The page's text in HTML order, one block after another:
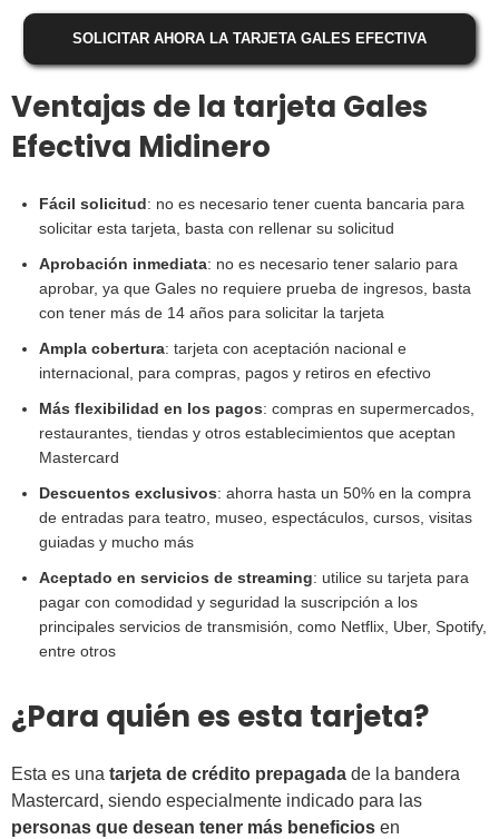
SOLICITAR AHORA LA TARJETA GALES EFECTIVA
Ventajas de la tarjeta Gales
Efectiva Midinero
Fácil solicitud: no es necesario tener cuenta bancaria para
solicitar esta tarjeta, basta con rellenar su solicitud
Aprobación inmediata: no es necesario tener salario para
aprobar, ya que Gales no requiere prueba de ingresos, basta
con tener más de 14 años para solicitar la tarjeta
Ampla cobertura: tarjeta con aceptación nacional e
internacional, para compras, pagos y retiros en efectivo
Más flexibilidad en los pagos: compras en supermercados,
restaurantes, tiendas y otros establecimientos que aceptan
Mastercard
Descuentos exclusivos: ahorra hasta un 50% en la compra
de entradas para teatro, museo, espectáculos, cursos, visitas
guiadas y mucho más
Aceptado en servicios de streaming: utilice su tarjeta para
pagar con comodidad y seguridad la suscripción a los
principales servicios de transmisión, como Netflix, Uber, Spotify,
entre otros
¿Para quién es esta tarjeta?
Esta es una tarjeta de crédito prepagada de la bandera
Mastercard, siendo especialmente indicado para las
personas que desean tener más beneficios en